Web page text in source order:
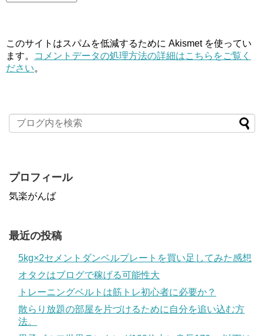
このサイトはスパムを低減するために Akismet を使ってい
ます。
コメントデータの処理方法の詳細はこちらをご覧く
ださい。
プロフィール
気楽がんば
最近の投稿
5kg×2セメントダンベルプレートを買い足してみた感想
オタクはブログで稼げる可能性大
トレーニングベルトは筋トレ初心者に必要か？
散らり放題の部屋を片づけるために自分を追い込む方
法。